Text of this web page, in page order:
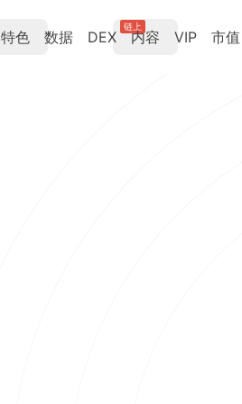
特色 数据 DEX
链上
内容 VIP 市值